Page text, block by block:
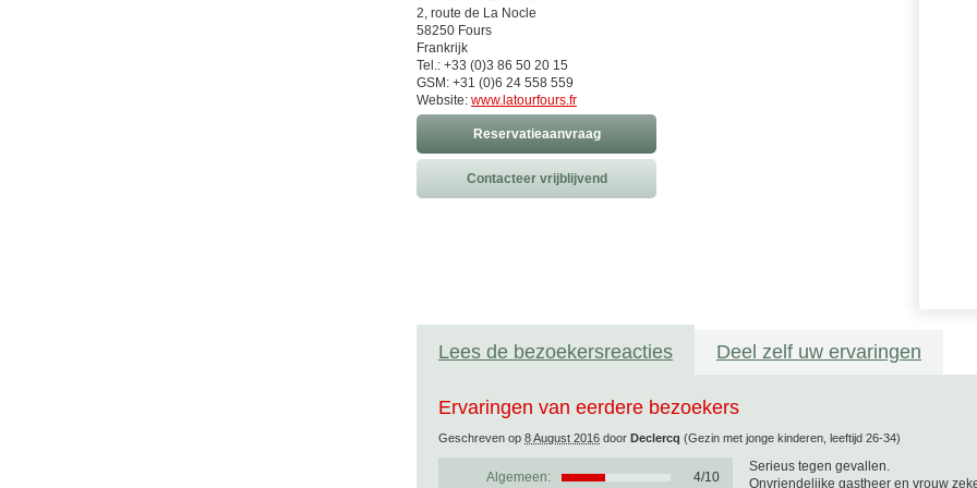
2, route de La Nocle
58250 Fours
Frankrijk
Tel.: +33 (0)3 86 50 20 15
GSM: +31 (0)6 24 558 559
Website: www.latourfours.fr
Reservatieaanvraag
Contacteer vrijblijvend
Lees de bezoekersreacties Deel zelf uw ervaringen
Ervaringen van eerdere bezoekers
Geschreven op 8 August 2016 door Declercq (Gezin met jonge kinderen, leeftijd 26-34)
Algemeen: 4/10
Serieus tegen gevallen.
Onvriendelijke gastheer en vrouw